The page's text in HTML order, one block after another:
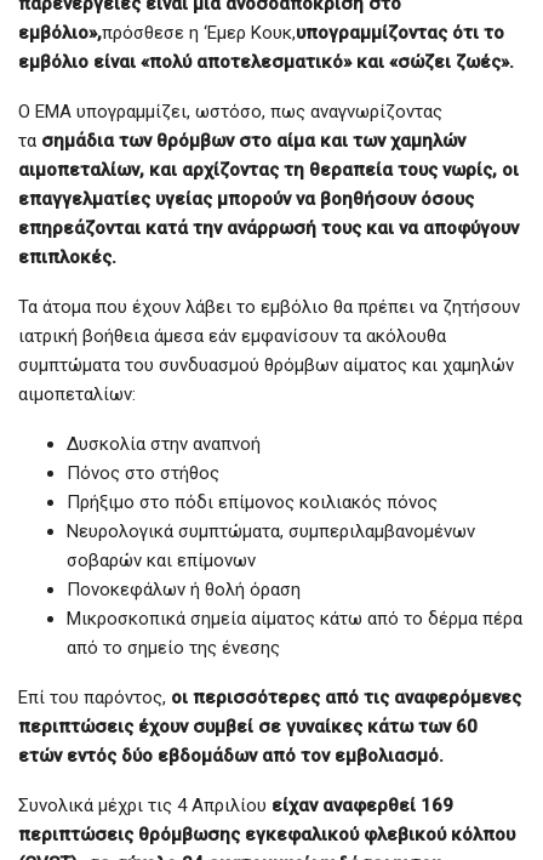
εμβόλιο»,πρόσθεσε η ‘Εμερ Κουκ,υπογραμμίζοντας ότι το
εμβόλιο είναι «πολύ αποτελεσματικό» και «σώζει ζωές».
Ο ΕΜΑ υπογραμμίζει, ωστόσο, πως αναγνωρίζοντας
τα σημάδια των θρόμβων στο αίμα και των χαμηλών
αιμοπεταλίων, και αρχίζοντας τη θεραπεία τους νωρίς, οι
επαγγελματίες υγείας μπορούν να βοηθήσουν όσους
επηρεάζονται κατά την ανάρρωσή τους και να αποφύγουν
επιπλοκές.
Τα άτομα που έχουν λάβει το εμβόλιο θα πρέπει να ζητήσουν
ιατρική βοήθεια άμεσα εάν εμφανίσουν τα ακόλουθα
συμπτώματα του συνδυασμού θρόμβων αίματος και χαμηλών
αιμοπεταλίων:
Δυσκολία στην αναπνοή
Πόνος στο στήθος
Πρήξιμο στο πόδι επίμονος κοιλιακός πόνος
Νευρολογικά συμπτώματα, συμπεριλαμβανομένων
σοβαρών και επίμονων
Πονοκεφάλων ή θολή όραση
Μικροσκοπικά σημεία αίματος κάτω από το δέρμα πέρα
από το σημείο της ένεσης
Επί του παρόντος, οι περισσότερες από τις αναφερόμενες
περιπτώσεις έχουν συμβεί σε γυναίκες κάτω των 60
ετών εντός δύο εβδομάδων από τον εμβολιασμό.
Συνολικά μέχρι τις 4 Απριλίου είχαν αναφερθεί 169
περιπτώσεις θρόμβωσης εγκεφαλικού φλεβικού κόλπου